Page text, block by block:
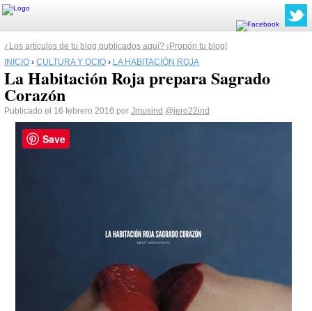
¿Los artículos de tu blog publicados aquí? ¡Propón tu blog!
INICIO › CULTURA Y OCIO › LA HABITACIÓN ROJA
La Habitación Roja prepara Sagrado
Corazón
Publicado el 16 febrero 2016 por Jmusind @jero22ind
Save